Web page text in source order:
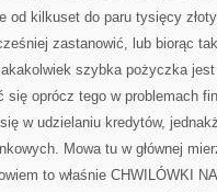
od kilkuset do paru tysięcy
zastanowić, lub biorąc
szybka pożyczka
się oprócz tego w problemach
w udzielaniu kredytów,
Mowa tu w głównej
to właśnie CHWILÓWKI